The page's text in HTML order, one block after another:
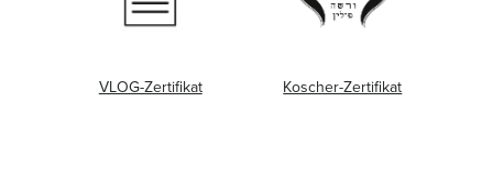
VLOG-Zertifikat Koscher-Zertifikat